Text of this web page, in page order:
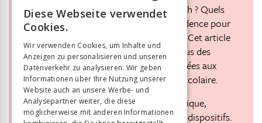
crucial. Mais comment enseigner la Shoah ? Quels
sont les faits historiques à mettre en évidence pour
favoriser des apprentissages pertinents ? Cet article
rend compte des principaux constats issus des
journées d’étude internationales consacrées aux
pratiques et expériences dans le monde scolaire.
Shoah, Droits humains, Recherche empirique,
Pratiques d’enseignement, Ressources et dispositifs.
FRENCH
ITALIAN
Diese Webseite verwendet
Cookies.
Wir verwenden Cookies, um Inhalte und
Anzeigen zu personalisieren und unseren
Datenverkehr zu analysieren. Wir geben
Informationen über Ihre Nutzung unserer
Website auch an unsere Werbe- und
Analysepartner weiter, die diese
möglicherweise mit anderen Informationen